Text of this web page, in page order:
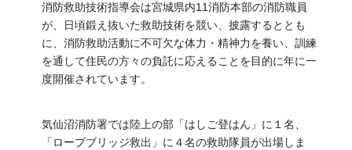
消防救助技術指導会は宮城県内11消防本部の消防職員
が、日頃鍛え抜いた救助技術を競い、披露するととも
に、消防救助活動に不可欠な体力・精神力を養い、訓練
を通して住民の方々の負託に応えることを目的に年に一
度開催されています。
気仙沼消防署では陸上の部「はしご登はん」に１名、
「ロープブリッジ救出」に４名の救助隊員が出場しま